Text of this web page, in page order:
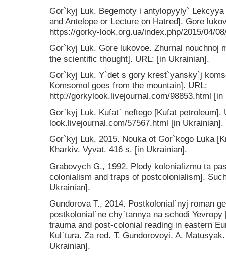
Gor`kyj Luk. Begemoty i antylopyyly`
and Antelope or Lecture on Hatred]. Gore
https://gorky-look.org.ua/index.php/2015/04/
Gor`kyj Luk. Gore lukovoe. Zhurnal nouchnoj
the scientific thought]. URL: [in Ukrainian].
Gor`kyj Luk. Y`det s gory krest`yansky`j
Komsomol goes from the mountain]. URL:
http://gorkylook.livejournal.com/98853.html [in
Gor`kyj Luk. Kufat` neftego [Kufat petroleum].
look.livejournal.com/57567.html [in Ukrainian].
Gor`kyj Luk, 2015. Nouka ot Gor`kogo Luka
Kharkiv. Vyvat. 416 s. [in Ukrainian].
Grabovych G., 1992. Plody kolonializmu ta
colonialism and traps of postcolonialism].
Ukrainian].
Gundorova T., 2014. Postkolonial`nyj roman
postkolonial`ne chy`tannya na schodi
trauma and post-colonial reading in eastern
Kul`tura. Za red. T. Gundorovoyi, A.
Ukrainian].